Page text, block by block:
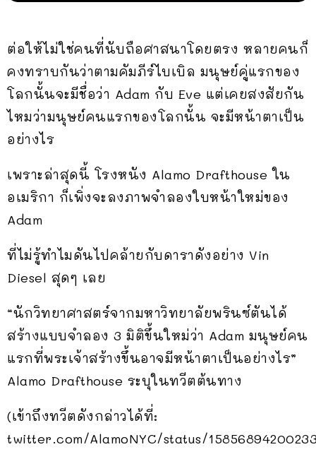
ต่อให้ไม่ใช่คนที่นับถือศาสนาโดยตรง หลายคนก็
คงทราบกันว่าตามคัมภีร์ไบเบิล มนุษย์คู่แรกของ
โลกนั้นจะมีชื่อว่า Adam กับ Eve แต่เคยสงสัยกัน
ไหมว่ามนุษย์คนแรกของโลกนั้น จะมีหน้าตาเป็น
อย่างไร
เพราะล่าสุดนี้ โรงหนัง Alamo Drafthouse ใน
อเมริกา ก็เพิ่งจะลงภาพจำลองใบหน้าใหม่ของ
Adam
ที่ไม่รู้ทำไมดันไปคล้ายกับดาราดังอย่าง Vin
Diesel สุดๆ เลย
“นักวิทยาศาสตร์จากมหาวิทยาลัยพรินซ์ตันได้
สร้างแบบจำลอง 3 มิติขึ้นใหม่ว่า Adam มนุษย์คน
แรกที่พระเจ้าสร้างขึ้นอาจมีหน้าตาเป็นอย่างไร”
Alamo Drafthouse ระบุในทวีตต้นทาง
(เข้าถึงทวีตดังกล่าวได้ที่:
twitter.com/AlamoNYC/status/